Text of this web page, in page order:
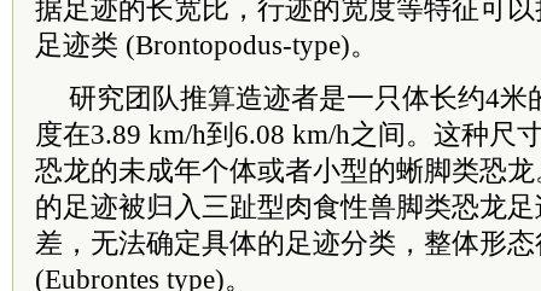
据足迹的长宽比，行迹的宽度等特征可
足迹类 (Brontopodus-type)。
研究团队推算造迹者是一只体长约4米
度在3.89 km/h到6.08 km/h之间。这种尺
恐龙的未成年个体或者小型的蜥脚类恐
的足迹被归入三趾型肉食性兽脚类恐龙
差，无法确定具体的足迹分类，整体形
(Eubrontes type)。